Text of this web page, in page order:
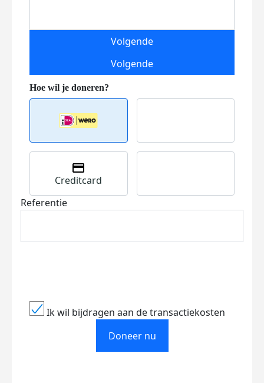
Volgende
Volgende
Creditcard
Referentie
Ik wil bijdragen aan de transactiekosten
Doneer nu